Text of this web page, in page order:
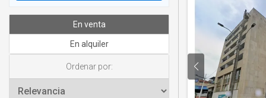
En venta
En alquiler
Ordenar por: